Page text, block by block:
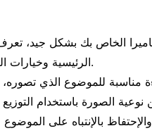
الخاص بك بشكل جيد،
الرئيسية وخيارات الضبط بالكاميرا.
مناسبة للموضوع الذي
بالإنتباه على الموضوع